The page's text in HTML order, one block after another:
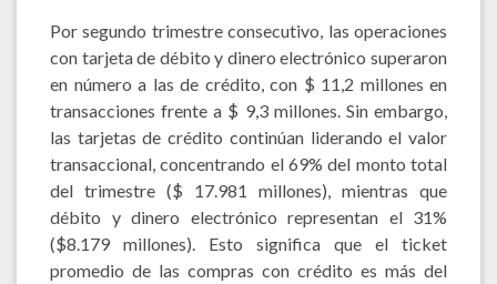
Por segundo trimestre consecutivo, las operaciones
con tarjeta de débito y dinero electrónico superaron
en número a las de crédito, con $ 11,2 millones en
transacciones frente a $ 9,3 millones. Sin embargo,
las tarjetas de crédito continúan liderando el valor
transaccional, concentrando el 69% del monto total
del trimestre ($ 17.981 millones), mientras que
débito y dinero electrónico representan el 31%
($8.179 millones). Esto significa que el ticket
promedio de las compras con crédito es más del